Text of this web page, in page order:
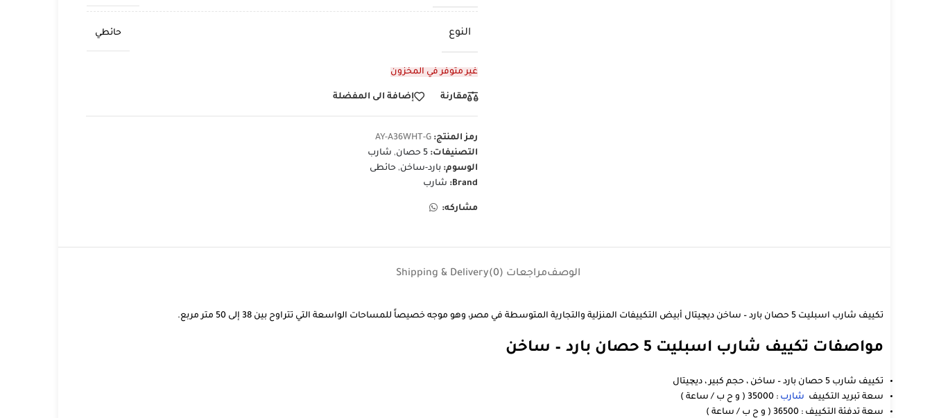
النوع حائطي
غير متوفر في المخزون
مقارنة إضافة الى المفضلة
رمز المنتج: AY-A36WHT-G
التصنيفات: 5 حصان , شارب
الوسوم: بارد-ساخن, حائطى
Brand:
شارب
مشاركه:
الوصفمراجعات (0) Shipping & Delivery
تكييف شارب اسبليت 5 حصان بارد – ساخن ديچيتال أبيض التكييفات المنزلية والتجارية المتوسطة في مصر، وهو موجه خصيصاً للمساحات الواسعة التي تتراوح بين 38 إلى 50 متر مربع.
مواصفات تكييف شارب اسبليت 5 حصان بارد – ساخن
تكييف شارب 5 حصان بارد – ساخن ، حجم كبير ، ديچيتال
سعة تبريد التكييف شارب : 35000 ( و ح ب / ساعة )
سعة تدفئة التكييف : 36500 ( و ح ب / ساعة )